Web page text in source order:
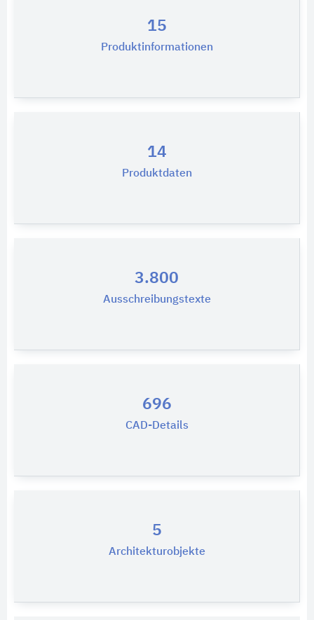
15
Produktinformationen
14
Produktdaten
3.800
Ausschreibungstexte
696
CAD-Details
5
Architekturobjekte